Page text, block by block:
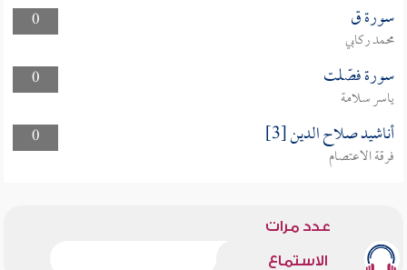
0
سورة ق
محمد ركابي
0
سورة فصّلت
ياسر سلامة
0
أناشيد صلاح الدين [3]
فرقة الاعتصام
عدد مرات
الاستماع